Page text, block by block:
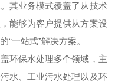
其业务模式覆盖了从技术
能够为客户提供从方案设
一站式”解决方案。
环保水处理多个领域，主
水、工业污水处理以及环